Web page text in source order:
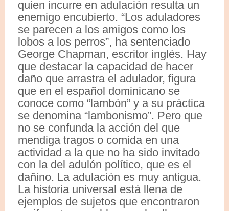
quien incurre en adulación resulta un
enemigo encubierto. “Los aduladores
se parecen a los amigos como los
lobos a los perros”, ha sentenciado
George Chapman, escritor inglés. Hay
que destacar la capacidad de hacer
daño que arrastra el adulador, figura
que en el español dominicano se
conoce como “lambón” y a su práctica
se denomina “lambonismo”. Pero que
no se confunda la acción del que
mendiga tragos o comida en una
actividad a la que no ha sido invitado
con la del adulón político, que es el
dañino. La adulación es muy antigua.
La historia universal está llena de
ejemplos de sujetos que encontraron